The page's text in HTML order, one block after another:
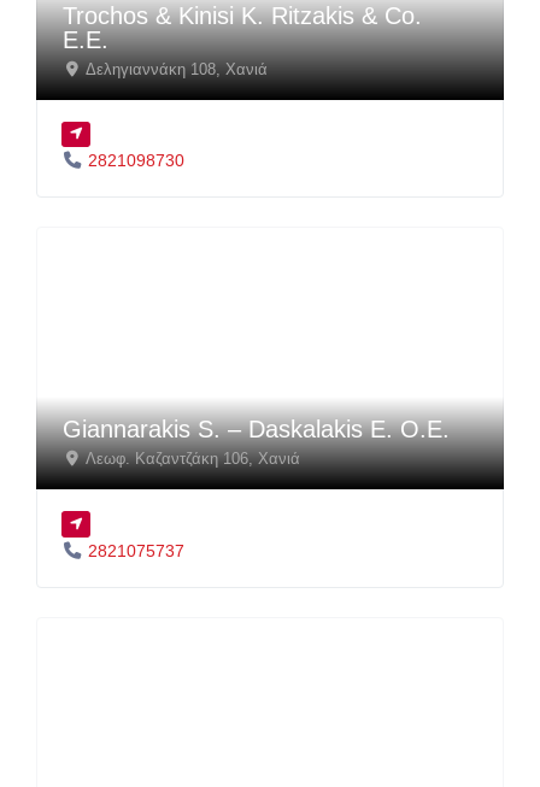
Trochos & Kinisi K. Ritzakis & Co.
E.E.
Δεληγιαννάκη 108 ,Χανιά
2821098730
Giannarakis S. – Daskalakis E. O.E.
Λεωφ. Καζαντζάκη 106,Χανιά
2821075737